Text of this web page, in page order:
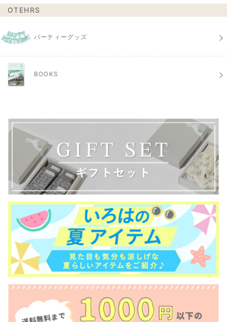
OTEHRS
パーティーグッズ
BOOKS